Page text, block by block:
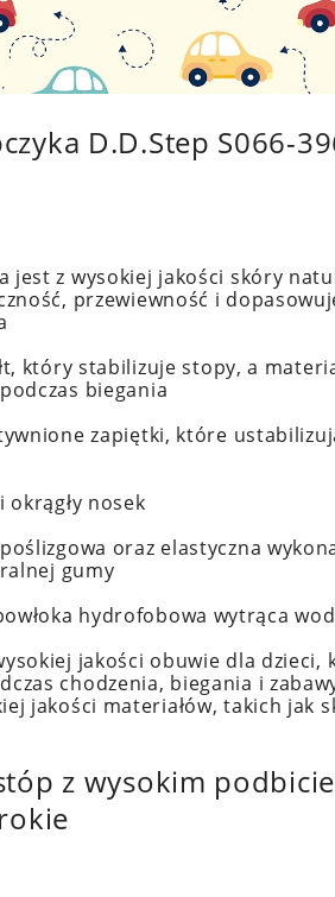
D.D.Step S066-
jest z wysokiej jakości skóry
przewiewność i
który stabilizuje stopy, a
biegania
zapiętki, które
okrągły nosek
oraz elastyczna
gumy
hydrofobowa wytrąca
jakości obuwie dla dzieci,
chodzenia, biegania i
jakości materiałów, takich jak
z wysokim